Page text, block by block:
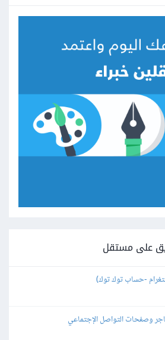
على مستقل
-حساب توك توك)
وصفحات التواصل الإجتماعي